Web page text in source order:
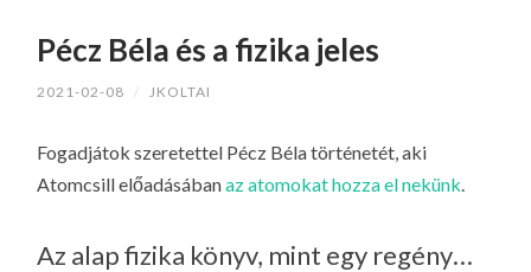
KT
A
CS
LA
Természettudományi
TARTALOMHOZ
Pécz Béla és a fizika jeles
2021-02-08 / JKOLTAI
Fogadjátok szeretettel Pécz Béla történetét, aki
Atomcsill előadásábanaz atomokat hozza el nekünk.
Az alap fizika könyv, mint egy regény…